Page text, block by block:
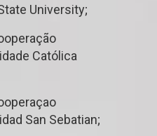
University;
Católica
San Sebatian;